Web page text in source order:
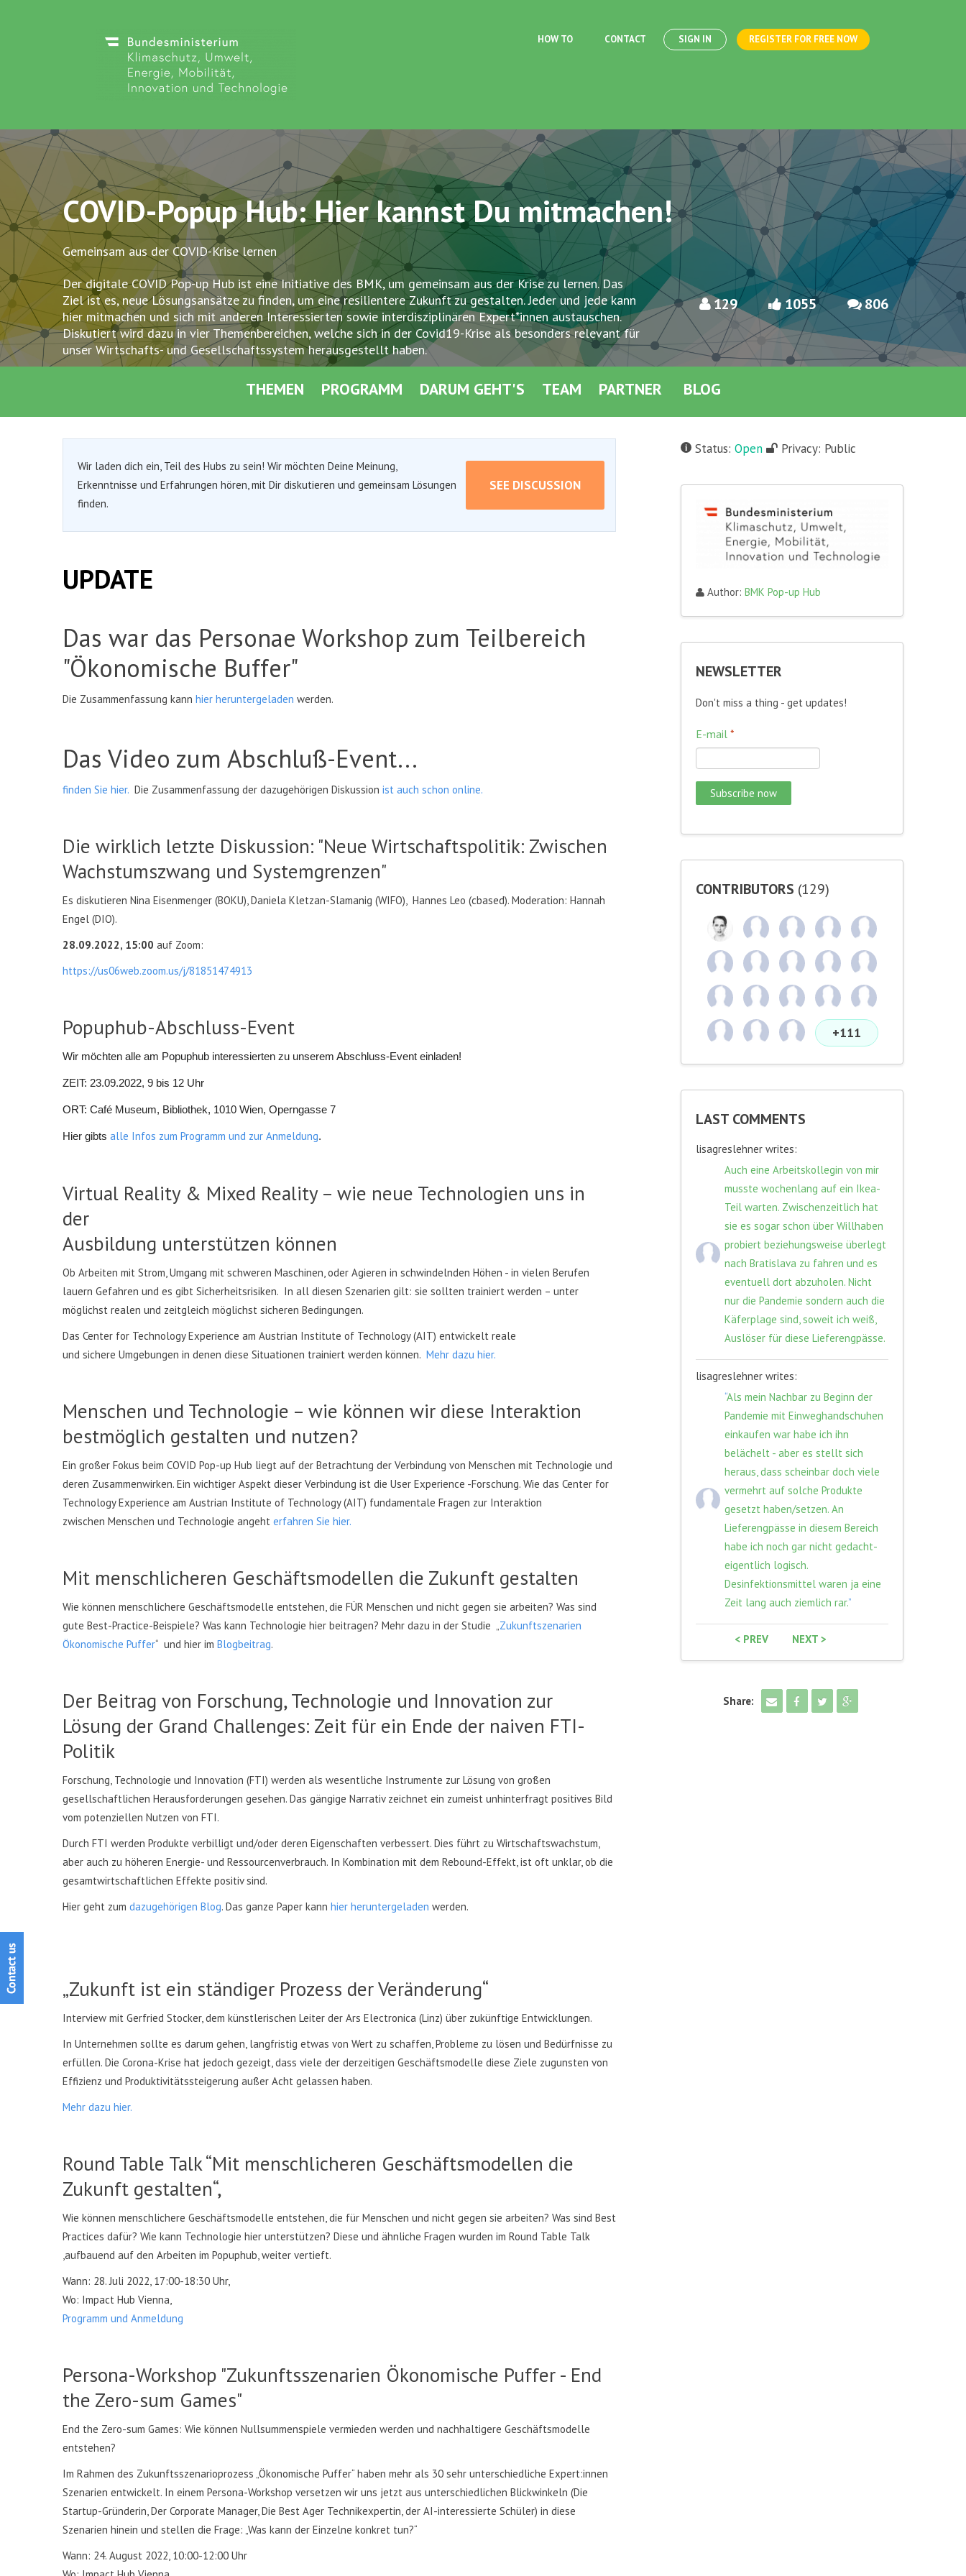
HOW TO CONTACT SIGN IN REGISTER FOR FREE NOW
Discuto
COVID-Popup Hub: Hier kannst Du mitmachen!
Gemeinsam aus der COVID-Krise lernen
Der digitale COVID Pop-up Hub ist eine Initiative des BMK, um gemeinsam aus der Krise zu lernen. Das
Ziel ist es, neue Lösungsansätze zu finden, um eine resilientere Zukunft zu gestalten. Jeder und jede kann
hier mitmachen und sich mit anderen Interessierten sowie interdisziplinären Expert*innen austauschen.
Diskutiert wird dazu in vier Themenbereichen, welche sich in der Covid19-Krise als besonders relevant für
unser Wirtschafts- und Gesellschaftssystem herausgestellt haben.
129 1055 806
THEMEN PROGRAMM DARUM GEHT'S TEAM PARTNER BLOG
Wir laden dich ein, Teil des Hubs zu sein! Wir möchten Deine Meinung,
Erkenntnisse und Erfahrungen hören, mit Dir diskutieren und gemeinsam Lösungen
finden.
SEE DISCUSSION
UPDATE
Das war das Personae Workshop zum Teilbereich
"Ökonomische Buffer"
Die Zusammenfassung kann hier heruntergeladen werden.
Das Video zum Abschluß-Event...
finden Sie hier. Die Zusammenfassung der dazugehörigen Diskussion ist auch schon online.
Die wirklich letzte Diskussion: "Neue Wirtschaftspolitik: Zwischen
Wachstumszwang und Systemgrenzen"
Es diskutieren Nina Eisenmenger (BOKU), Daniela Kletzan-Slamanig (WIFO), Hannes Leo (cbased). Moderation: Hannah
Engel (DIO).
28.09.2022, 15:00 auf Zoom:
https://us06web.zoom.us/j/81851474913
Popuphub-Abschluss-Event
Wir möchten alle am Popuphub interessierten zu unserem Abschluss-Event einladen!
ZEIT: 23.09.2022, 9 bis 12 Uhr
ORT: Café Museum, Bibliothek, 1010 Wien, Operngasse 7
Hier gibts alle Infos zum Programm und zur Anmeldung.
Virtual Reality & Mixed Reality – wie neue Technologien uns in
der
Ausbildung unterstützen können
Ob Arbeiten mit Strom, Umgang mit schweren Maschinen, oder Agieren in schwindelnden Höhen - in vielen Berufen
lauern Gefahren und es gibt Sicherheitsrisiken. In all diesen Szenarien gilt: sie sollten trainiert werden – unter
möglichst realen und zeitgleich möglichst sicheren Bedingungen.
Das Center for Technology Experience am Austrian Institute of Technology (AIT) entwickelt reale
und sichere Umgebungen in denen diese Situationen trainiert werden können. Mehr dazu hier.
Menschen und Technologie – wie können wir diese Interaktion
bestmöglich gestalten und nutzen?
Ein großer Fokus beim COVID Pop-up Hub liegt auf der Betrachtung der Verbindung von Menschen mit Technologie und
deren Zusammenwirken. Ein wichtiger Aspekt dieser Verbindung ist die User Experience -Forschung. Wie das Center for
Technology Experience am Austrian Institute of Technology (AIT) fundamentale Fragen zur Interaktion
zwischen Menschen und Technologie angeht erfahren Sie hier.
Mit menschlicheren Geschäftsmodellen die Zukunft gestalten
Wie können menschlichere Geschäftsmodelle entstehen, die FÜR Menschen und nicht gegen sie arbeiten? Was sind
gute Best-Practice-Beispiele? Was kann Technologie hier beitragen? Mehr dazu in der Studie „Zukunftszenarien
Ökonomische Puffer“ und hier im Blogbeitrag.
Der Beitrag von Forschung, Technologie und Innovation zur
Lösung der Grand Challenges: Zeit für ein Ende der naiven FTI-
Politik
Forschung, Technologie und Innovation (FTI) werden als wesentliche Instrumente zur Lösung von großen
gesellschaftlichen Herausforderungen gesehen. Das gängige Narrativ zeichnet ein zumeist unhinterfragt positives Bild
vom potenziellen Nutzen von FTI.
Durch FTI werden Produkte verbilligt und/oder deren Eigenschaften verbessert. Dies führt zu Wirtschaftswachstum,
aber auch zu höheren Energie- und Ressourcenverbrauch. In Kombination mit dem Rebound-Effekt, ist oft unklar, ob die
gesamtwirtschaftlichen Effekte positiv sind.
Hier geht zum dazugehörigen Blog. Das ganze Paper kann hier heruntergeladen werden.
„Zukunft ist ein ständiger Prozess der Veränderung“
Interview mit Gerfried Stocker, dem künstlerischen Leiter der Ars Electronica (Linz) über zukünftige Entwicklungen.
In Unternehmen sollte es darum gehen, langfristig etwas von Wert zu schaffen, Probleme zu lösen und Bedürfnisse zu
erfüllen. Die Corona-Krise hat jedoch gezeigt, dass viele der derzeitigen Geschäftsmodelle diese Ziele zugunsten von
Effizienz und Produktivitätssteigerung außer Acht gelassen haben.
Mehr dazu hier.
Round Table Talk “Mit menschlicheren Geschäftsmodellen die
Zukunft gestalten“,
Wie können menschlichere Geschäftsmodelle entstehen, die für Menschen und nicht gegen sie arbeiten? Was sind Best
Practices dafür? Wie kann Technologie hier unterstützen? Diese und ähnliche Fragen wurden im Round Table Talk
,aufbauend auf den Arbeiten im Popuphub, weiter vertieft.
Wann: 28. Juli 2022, 17:00-18:30 Uhr,
Wo: Impact Hub Vienna,
Programm und Anmeldung
Persona-Workshop "Zukunftsszenarien Ökonomische Puffer - End
the Zero-sum Games"
End the Zero-sum Games: Wie können Nullsummenspiele vermieden werden und nachhaltigere Geschäftsmodelle
entstehen?
Im Rahmen des Zukunftsszenarioprozess „Ökonomische Puffer“ haben mehr als 30 sehr unterschiedliche Expert:innen
Szenarien entwickelt. In einem Persona-Workshop versetzen wir uns jetzt aus unterschiedlichen Blickwinkeln (Die
Startup-Gründerin, Der Corporate Manager, Die Best Ager Technikexpertin, der AI-interessierte Schüler) in diese
Szenarien hinein und stellen die Frage: „Was kann der Einzelne konkret tun?“
Wann: 24. August 2022, 10:00-12:00 Uhr
Status: Open Privacy: Public
Author: BMK Pop-up Hub
NEWSLETTER
Don't miss a thing - get updates!
E-mail *
CONTRIBUTORS (129)
+111
LAST COMMENTS
lisagreslehner writes:
Auch eine Arbeitskollegin von mir
musste wochenlang auf ein Ikea-
Teil warten. Zwischenzeitlich hat
sie es sogar schon über Willhaben
probiert beziehungsweise überlegt
nach Bratislava zu fahren und es
eventuell dort abzuholen. Nicht
nur die Pandemie sondern auch die
Käferplage sind, soweit ich weiß,
Auslöser für diese Lieferengpässe.
lisagreslehner writes:
“Als mein Nachbar zu Beginn der
Pandemie mit Einweghandschuhen
einkaufen war habe ich ihn
belächelt - aber es stellt sich
heraus, dass scheinbar doch viele
vermehrt auf solche Produkte
gesetzt haben/setzen. An
Lieferengpässe in diesem Bereich
habe ich noch gar nicht gedacht-
eigentlich logisch.
Desinfektionsmittel waren ja eine
Zeit lang auch ziemlich rar.”
< PREV NEXT >
Share: